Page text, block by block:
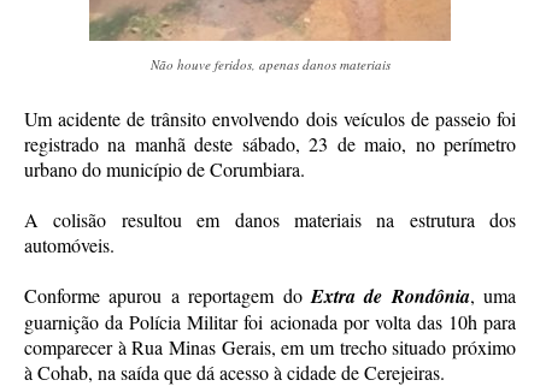
Não houve feridos, apenas danos materiais
Um acidente de trânsito envolvendo dois veículos de passeio foi
registrado na manhã deste sábado, 23 de maio, no perímetro
urbano do município de Corumbiara.
A colisão resultou em danos materiais na estrutura dos
automóveis.
Conforme apurou a reportagem do Extra de Rondônia, uma
guarnição da Polícia Militar foi acionada por volta das 10h para
comparecer à Rua Minas Gerais, em um trecho situado próximo
à Cohab, na saída que dá acesso à cidade de Cerejeiras.